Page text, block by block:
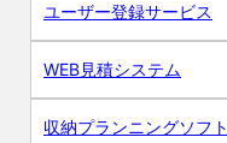
ユーザー登録サービス
WEB見積システム
収納プランニングソフト